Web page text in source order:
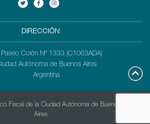
CONTACTO
denuncias@fiscalias.gob.ar